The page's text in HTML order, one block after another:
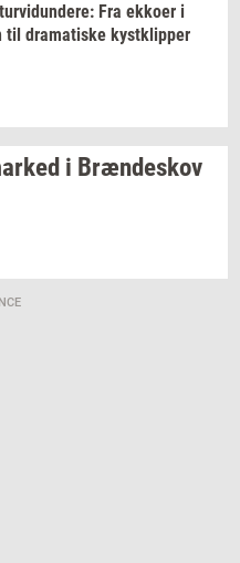
Fra ek­ko­er i
til dra­ma­ti­ske kyst­klip­per
i Bræn­de­skov